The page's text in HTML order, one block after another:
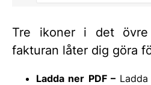
Tre ikoner i det
fakturan låter dig göra
Ladda ner PDF –Ladda